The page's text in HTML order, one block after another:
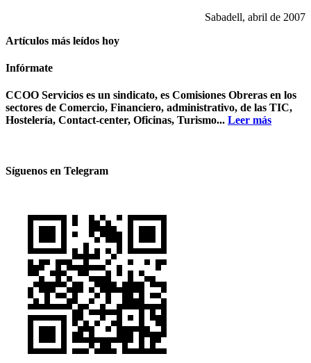
Sabadell, abril de 2007
Artículos más leídos hoy
Infórmate
CCOO Servicios es un sindicato, es Comisiones Obreras en los
sectores de Comercio, Financiero, administrativo, de las TIC,
Hostelería, Contact-center, Oficinas, Turismo... Leer más
Síguenos en Telegram